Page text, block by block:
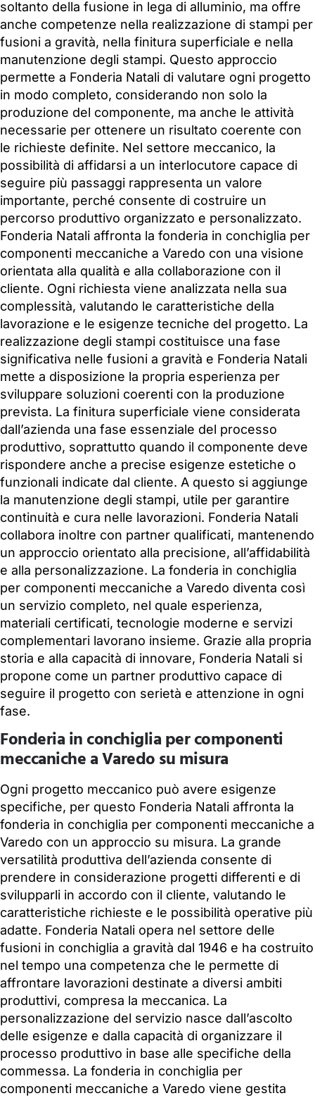
soltanto della fusione in lega di alluminio, ma offre
anche competenze nella realizzazione di stampi per
fusioni a gravità, nella finitura superficiale e nella
manutenzione degli stampi. Questo approccio
permette a Fonderia Natali di valutare ogni progetto
in modo completo, considerando non solo la
produzione del componente, ma anche le attività
necessarie per ottenere un risultato coerente con
le richieste definite. Nel settore meccanico, la
possibilità di affidarsi a un interlocutore capace di
seguire più passaggi rappresenta un valore
importante, perché consente di costruire un
percorso produttivo organizzato e personalizzato.
Fonderia Natali affronta la fonderia in conchiglia per
componenti meccaniche a Varedo con una visione
orientata alla qualità e alla collaborazione con il
cliente. Ogni richiesta viene analizzata nella sua
complessità, valutando le caratteristiche della
lavorazione e le esigenze tecniche del progetto. La
realizzazione degli stampi costituisce una fase
significativa nelle fusioni a gravità e Fonderia Natali
mette a disposizione la propria esperienza per
sviluppare soluzioni coerenti con la produzione
prevista. La finitura superficiale viene considerata
dall’azienda una fase essenziale del processo
produttivo, soprattutto quando il componente deve
rispondere anche a precise esigenze estetiche o
funzionali indicate dal cliente. A questo si aggiunge
la manutenzione degli stampi, utile per garantire
continuità e cura nelle lavorazioni. Fonderia Natali
collabora inoltre con partner qualificati, mantenendo
un approccio orientato alla precisione, all’affidabilità
e alla personalizzazione. La fonderia in conchiglia
per componenti meccaniche a Varedo diventa così
un servizio completo, nel quale esperienza,
materiali certificati, tecnologie moderne e servizi
complementari lavorano insieme. Grazie alla propria
storia e alla capacità di innovare, Fonderia Natali si
propone come un partner produttivo capace di
seguire il progetto con serietà e attenzione in ogni
fase.
Fonderia in conchiglia per componenti
meccaniche a Varedo su misura
Ogni progetto meccanico può avere esigenze
specifiche, per questo Fonderia Natali affronta la
fonderia in conchiglia per componenti meccaniche a
Varedo con un approccio su misura. La grande
versatilità produttiva dell’azienda consente di
prendere in considerazione progetti differenti e di
svilupparli in accordo con il cliente, valutando le
caratteristiche richieste e le possibilità operative più
adatte. Fonderia Natali opera nel settore delle
fusioni in conchiglia a gravità dal 1946 e ha costruito
nel tempo una competenza che le permette di
affrontare lavorazioni destinate a diversi ambiti
produttivi, compresa la meccanica. La
personalizzazione del servizio nasce dall’ascolto
delle esigenze e dalla capacità di organizzare il
processo produttivo in base alle specifiche della
commessa. La fonderia in conchiglia per
componenti meccaniche a Varedo viene gestita